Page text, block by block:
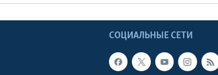
СОЦИАЛЬНЫЕ СЕТИ